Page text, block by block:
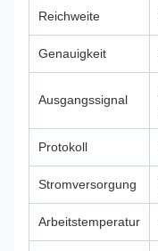
Reichweite
Genauigkeit
Ausgangssignal
Protokoll
Stromversorgung
Arbeitstemperatur